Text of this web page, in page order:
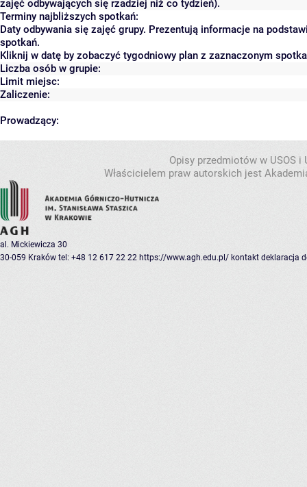
zajęć odbywających się rzadziej niż co tydzień).
Terminy najbliższych spotkań:
Daty odbywania się zajęć grupy. Prezentują informacje na
spotkań.
Kliknij w datę by zobaczyć tygodniowy plan z zaznaczonym
Liczba osób w grupie:
Limit miejsc:
Zaliczenie:
Prowadzący:
Opisy przedmiotów w USOS
Właścicielem praw autorskich jest
al. Mickiewicza 30
30-059 Kraków tel: +48 12 617 22 22 https://www.agh.edu.pl/ kontakt deklaracja